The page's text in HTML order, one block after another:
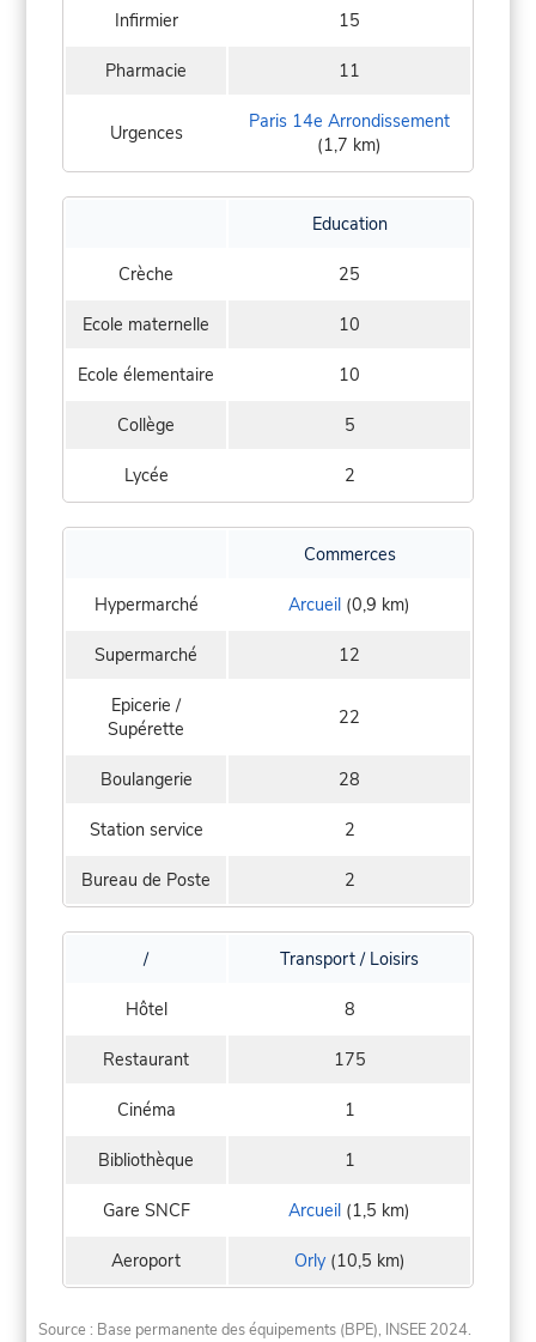
Infirmier 15
Pharmacie 11
Urgences
Paris 14e Arrondissement
(1,7 km)
Education
Crèche 25
Ecole maternelle 10
Ecole élementaire 10
Collège 5
Lycée 2
Commerces
Hypermarché Arcueil (0,9 km)
Supermarché 12
Epicerie /
Supérette
22
Boulangerie 28
Station service 2
Bureau de Poste 2
/ Transport / Loisirs
Hôtel 8
Restaurant 175
Cinéma 1
Bibliothèque 1
Gare SNCF Arcueil (1,5 km)
Aeroport Orly(10,5 km)
Source : Base permanente des équipements (BPE), INSEE 2024.